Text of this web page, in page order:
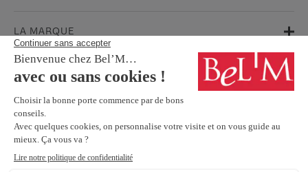
LA MARQUE
AIDE & SUPPORT
FAQ
Garanties
Service Après-Vente
BESOIN D'INFORMATIONS ? NOS CONSEILLERS SONT À VOTRE